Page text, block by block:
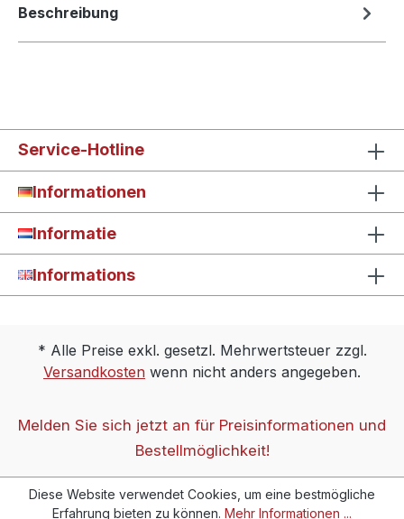
Beschreibung
Service-Hotline
Informationen
Informatie
Informations
* Alle Preise exkl. gesetzl. Mehrwertsteuer zzgl.
Versandkosten wenn nicht anders angegeben.
Melden Sie sich jetzt an für Preisinformationen und
Bestellmöglichkeit!
Diese Website verwendet Cookies, um eine bestmögliche
Erfahrung bieten zu können. Mehr Informationen ...